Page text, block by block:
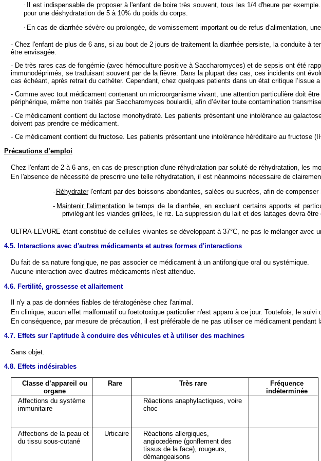
·
Il est indispensable de proposer à l'enfant de boire très souvent, tous les 1/4 d'heure par
pour une déshydratation de 5 à 10% du poids du corps.
· En cas de diarrhée sévère ou prolongée, de vomissement important ou de refus d'alimentation,
- Chez l'enfant de plus de 6 ans, si au bout de 2 jours de traitement la diarrhée persiste, la conduite à
être envisagée.
- De très rares cas de fongémie (avec hémoculture positive à Saccharomyces) et de sepsis ont été
immunodéprimés, se traduisant souvent par de la fièvre. Dans la plupart des cas, ces incidents ont
cas échéant, après retrait du cathéter. Cependant, chez quelques patients dans un état critique l’issue
- Comme avec tout médicament contenant un microorganisme vivant, une attention particulière doit
périphérique, même non traités par Saccharomyces boulardii, afin d’éviter toute contamination
- Ce médicament contient du lactose monohydraté. Les patients présentant une intolérance au
doivent pas prendre ce médicament.
- Ce médicament contient du fructose. Les patients présentant une intolérance héréditaire au fructose
Précautions d’emploi
Chez l'enfant de 2 à 6 ans, en cas de prescription d'une réhydratation par soluté de réhydratation, les
En l'absence de nécessité de prescrire une telle réhydratation, il est néanmoins nécessaire de
- Réhydraterl'enfant par des boissons abondantes, salées ou sucrées, afin de
- Maintenir l'alimentationle temps de la diarrhée, en excluant certains apports et
privilégiant les viandes grillées, le riz. La suppression du lait et des laitages devra
ULTRA-LEVURE étant constitué de cellules vivantes se développant à 37°C, ne pas le mélanger avec
4.5. Interactions avec d'autres médicaments et autres formes d'interactions
Du fait de sa nature fongique, ne pas associer ce médicament à un antifongique oral ou systémique.
Aucune interaction avec d'autres médicaments n'est attendue.
4.6. Fertilité, grossesse et allaitement
Il n'y a pas de données fiables de tératogénèse chez l'animal.
En clinique, aucun effet malformatif ou foetotoxique particulier n'est apparu à ce jour. Toutefois, le
En conséquence, par mesure de précaution, il est préférable de ne pas utiliser ce médicament pendant
4.7. Effets sur l'aptitude à conduire des véhicules et à utiliser des machines
Sans objet.
4.8. Effets indésirables
Classe d’appareil ou
organe
Rare Très rare
Fréquence
indéterminée
Affections du système
immunitaire
Réactions anaphylactiques, voire
choc
Affections de la peau et
du tissu sous-cutané
Urticaire
Réactions allergiques,
angioœdème (gonflement des
tissus de la face), rougeurs,
démangeaisons